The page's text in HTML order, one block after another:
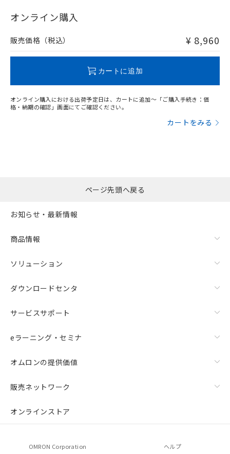
在庫等で未対応品が混在する可能性があります。
問い合わせください。
オンライン購入
販売価格（税込） ¥ 8,960
カートに追加
オンライン購入における出荷予定日は、カートに追加～「ご購入手続き：価
格・納期の確認」画面にてご確認ください。
カートをみる
ページ先頭へ戻る
お知らせ・最新情報
商品情報
ソリューション
ダウンロードセンタ
サービスサポート
eラーニング・セミナ
オムロンの提供価値
販売ネットワーク
オンラインストア
OMRON Corporation ヘルプ